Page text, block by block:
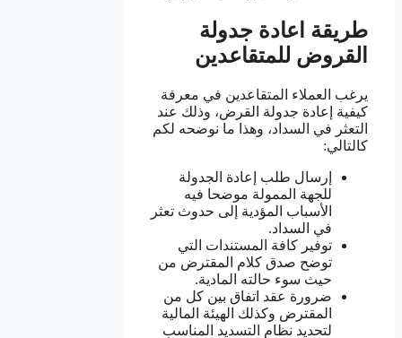
طريقة اعادة جدولة
القروض للمتقاعدين
يرغب العملاء المتقاعدين في معرفة
كيفية إعادة جدولة القرض، وذلك عند
التعثر في السداد، وهذا ما نوضحه لكم
كالتالي:
إرسال طلب إعادة الجدولة
للجهة الممولة موضحا فيه
الأسباب المؤدية إلى حدوث تعثر
في السداد.
توفير كافة المستندات التي
توضح صدق كلام المقترض من
حيث سوء حالته المادية.
ضرورة عقد اتفاق بين كل من
المقترض وكذلك الهيئة المالية
لتحديد نظام التسديد المناسب